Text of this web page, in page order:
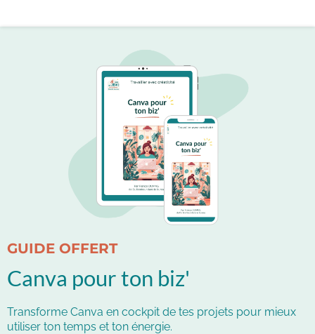
GUIDE OFFERT
Canva pour ton biz'
Transforme Canva en cockpit de tes projets pour mieux
utiliser ton temps et ton énergie.